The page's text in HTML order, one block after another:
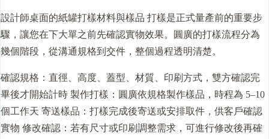
設計師桌面的紙罐打樣材料與樣品 打樣是正式量產前的重要步
驟，讓您在下大單之前先確認實物效果。圓廣的打樣流程分為
幾個階段，從溝通規格到交件，整個過程透明清楚。
確認規格：直徑、高度、蓋型、材質、印刷方式，雙方確認完
畢後才開始計時 製作打樣：圓廣依規格製作樣品，時程為 5–10
個工作天 寄送樣品：打樣完成後寄送或安排取件，供客戶確認
實物 修改確認：若有尺寸或印刷調整需求，可進行修改後再確